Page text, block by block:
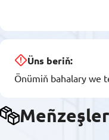
Üns beriň:
Önümiň bahalary we